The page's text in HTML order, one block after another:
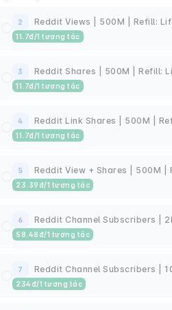
2 Reddit Views | 500M | Refill:
11.7đ/1 tương tác
3 Reddit Shares | 500M | Refill:
11.7đ/1 tương tác
4 Reddit Link Shares | 500M |
11.7đ/1 tương tác
5 Reddit View + Shares | 500M |
23.39 đ/1 tương tác
6 Reddit Channel Subscribers |
58.48 đ/1 tương tác
7 Reddit Channel Subscribers |
234 đ/1 tương tác